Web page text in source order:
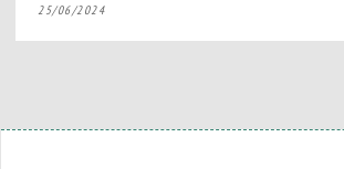
25/06/2024